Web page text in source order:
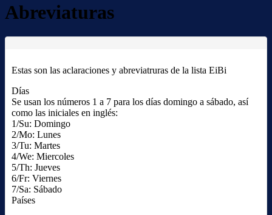
Abreviaturas
Estas son las aclaraciones y abreviatruras de la lista EiBi
Días
Se usan los números 1 a 7 para los días domingo a sábado, así
como las iniciales en inglés:
1/Su: Domingo
2/Mo: Lunes
3/Tu: Martes
4/We: Miercoles
5/Th: Jueves
6/Fr: Viernes
7/Sa: Sábado
Países